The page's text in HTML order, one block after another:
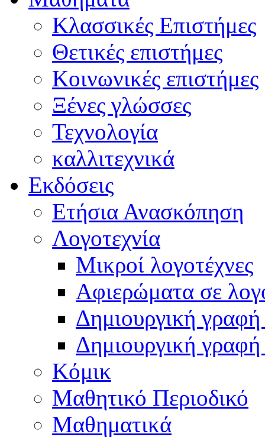
Κλασσικές Επιστήμες
Θετικές επιστήμες
Κοινωνικές επιστήμες
Ξένες γλώσσες
Τεχνολογία
καλλιτεχνικά
Εκδόσεις
Ετήσια Ανασκόπηση
Λογοτεχνία
Μικροί λογοτέχνες
Αφιερώματα σε
Δημιουργική
Δημιουργική
Κόμικ
Μαθητικό Περιοδικό
Μαθηματικά